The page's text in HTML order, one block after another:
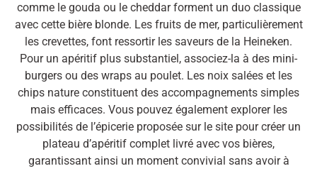
comme le gouda ou le cheddar forment un duo classique
avec cette bière blonde. Les fruits de mer, particulièrement
les crevettes, font ressortir les saveurs de la Heineken.
Pour un apéritif plus substantiel, associez-la à des mini-
burgers ou des wraps au poulet. Les noix salées et les
chips nature constituent des accompagnements simples
mais efficaces. Vous pouvez également explorer les
possibilités de l’épicerie proposée sur le site pour créer un
plateau d’apéritif complet livré avec vos bières,
garantissant ainsi un moment convivial sans avoir à